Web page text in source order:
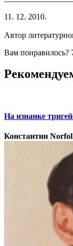
11. 12. 2010.
Автор
Вам понравилось?
На изнанке
Константин